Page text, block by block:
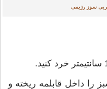
سوز رژیمی
را داخل قابلمه ریخته و